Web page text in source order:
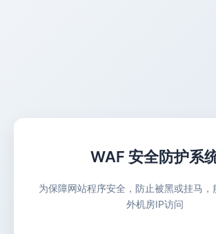
WAF 安全防护系
为保障网站程序安全，防止被黑或挂马，
外机房IP访问